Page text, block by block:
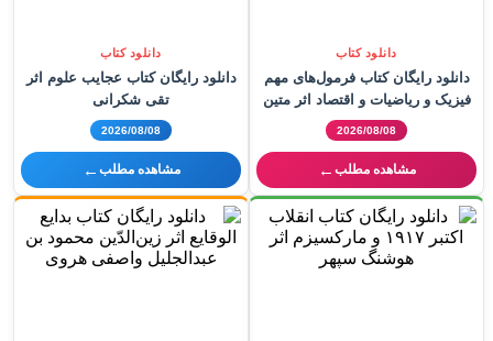
دانلود کتاب
دانلود رایگان کتاب فرمول‌های مهم
فیزیک و ریاضیات و اقتصاد اثر متین
بکتاش
2026/08/08
مشاهده مطلب ←
دانلود کتاب
دانلود رایگان کتاب عجایب علوم اثر
تقی شکرانی
2026/08/08
مشاهده مطلب ←